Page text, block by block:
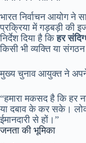
भारत निर्वाचन आयोग ने
प्रक्रिया में गड़बड़ी की
निर्देश दिया है किहर
किसी भी व्यक्ति या
मुख्य चुनाव आयुक्त ने
“हमारा मकसद है कि हर
या दबाव के कर सके।
ईमानदारी से हों।”
जनता की भूमिका